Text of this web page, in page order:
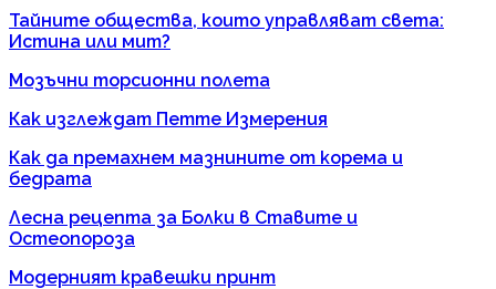
Тайните общества, които управляват света:
Истина или мит?
Мозъчни торсионни полета
Как изглеждат Петте Измерения
Как да премахнем мазнините от корема и
бедрата
Лесна рецепта за Болки в Ставите и
Остеопороза
Модерният кравешки принт